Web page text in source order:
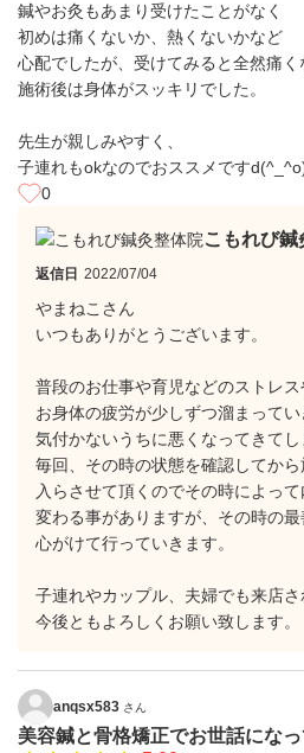
鍼やお灸もあまり受けたことがなく
初めは痛くないか、熱くないかなど
心配でしたが、受けてみると全然痛く
施術後は身体がスッキリでした。
先生が親しみやすく、
子連れもokなのでおススメです
0
こもれび
返信日 2022/07/04
やまねこさん
いつもありがとうございます。
普段のお仕事や育児などのストレス
お身体の疲労が少しずつ溜まってい
気付かないうちに悪くなってきてし
毎回、その時の状態を確認してから
入らさせて頂くのでその時によっ
変わる事がありますが、その時の
心がけて行っていきます。
子連れやカップル、夫婦でも来店
今後ともよろしくお願い致します。
anqsx583 さん
美容鍼と骨格矯正でお世話になっ